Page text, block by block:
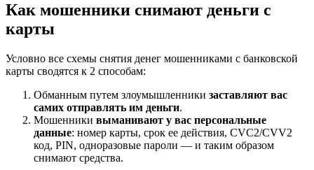
Как мошенники снимают деньги с
карты
Условно все схемы снятия денег мошенниками с банковской
карты сводятся к 2 способам:
Обманным путем злоумышленники заставляют вас
самих отправлять им деньги.
Мошенники выманивают у вас персональные
данные: номер карты, срок ее действия, CVC2/CVV2
код, PIN, одноразовые пароли — и таким образом
снимают средства.